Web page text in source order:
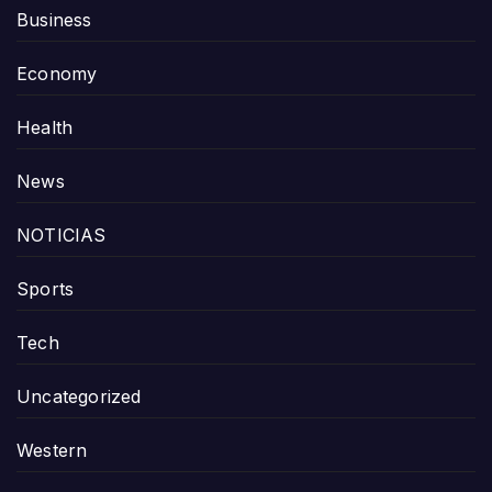
Business
Economy
Health
News
NOTICIAS
Sports
Tech
Uncategorized
Western